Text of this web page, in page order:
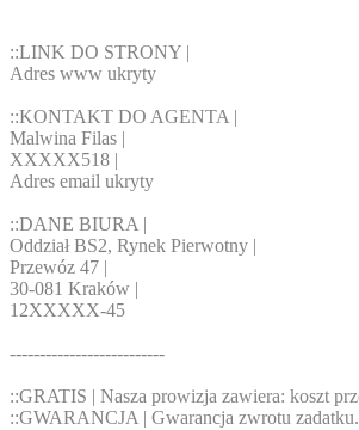
::LINK DO STRONY |
Adres www ukryty
::KONTAKT DO AGENTA |
Malwina Filas |
XXXXX518 |
Adres email ukryty
::DANE BIURA |
Oddział BS2, Rynek Pierwotny |
Przewóz 47 |
30-081 Kraków |
12XXXXX-45
--------------------------
::GRATIS | Nasza prowizja zawiera: koszt
::GWARANCJA | Gwarancja zwrotu